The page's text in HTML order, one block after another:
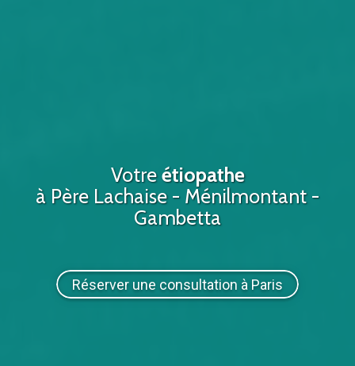
Votreétiopathe
à Père Lachaise - Ménilmontant -
Gambetta
Réserver une consultation à Paris